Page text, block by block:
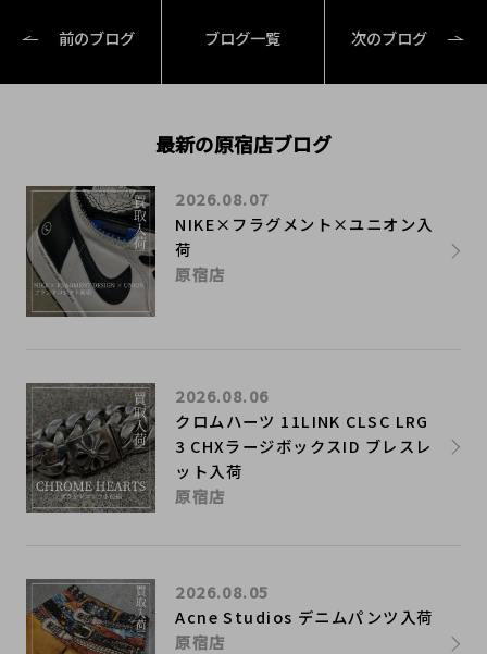
前のブログ ブログ一覧 次のブログ
最新の原宿店ブログ
NIKE×フラグメント×ユニオン入
荷
2026.08.07
原宿店
クロムハーツ 11LINK CLSC LRG
3 CHXラージボックスID ブレスレ
ット入荷
2026.08.06
原宿店
Acne Studios デニムパンツ入荷
2026.08.05
原宿店